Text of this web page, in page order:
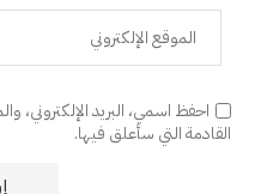
احفظ اسمي، البريد الإلكتروني،
القادمة التي سأعلق فيها.